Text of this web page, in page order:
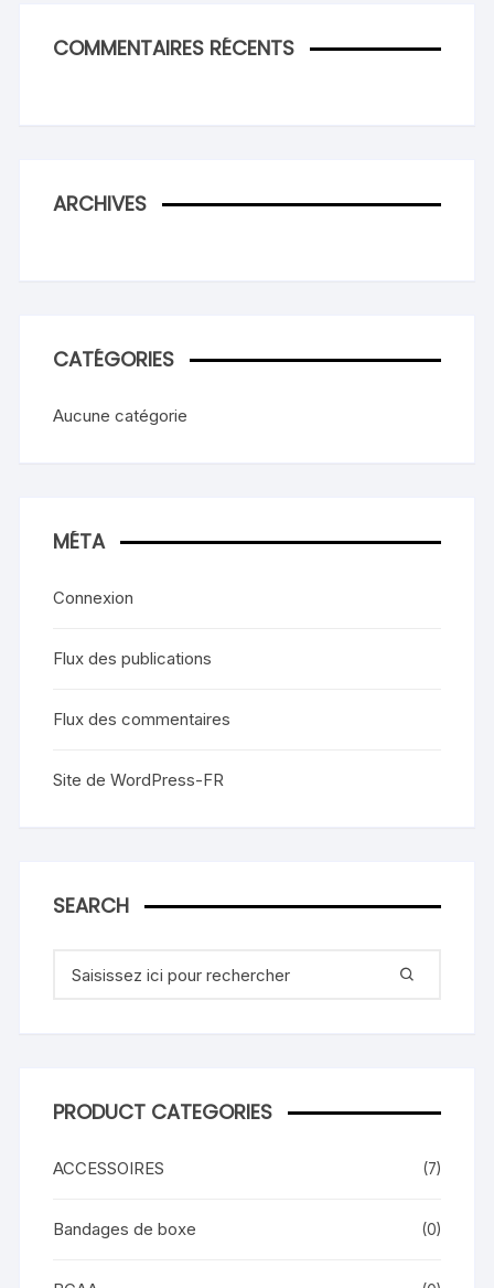
COMMENTAIRES RÉCENTS
ARCHIVES
CATÉGORIES
Aucune catégorie
MÉTA
Connexion
Flux des publications
Flux des commentaires
Site de WordPress-FR
SEARCH
pour
PRODUCT CATEGORIES
ACCESSOIRES (7)
Bandages de boxe (0)